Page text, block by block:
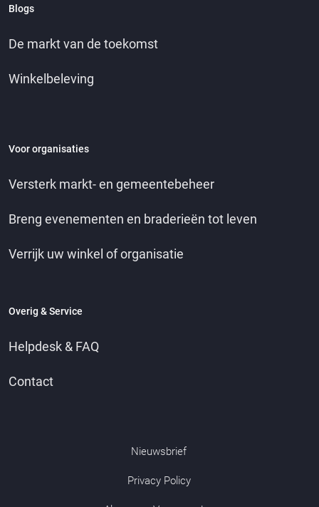
Blogs
De markt van de toekomst
Winkelbeleving
Voor organisaties
Versterk markt- en gemeentebeheer
Breng evenementen en braderieën tot leven
Verrijk uw winkel of organisatie
Overig & Service
Helpdesk & FAQ
Contact
Nieuwsbrief
Privacy Policy